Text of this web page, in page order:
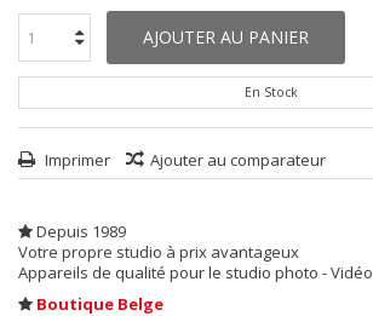
AJOUTER AU PANIER
En Stock
Imprimer Ajouter au comparateur
Depuis 1989
Votre propre studio à prix avantageux
Appareils de qualité pour le studio photo - Vidéo
Boutique Belge